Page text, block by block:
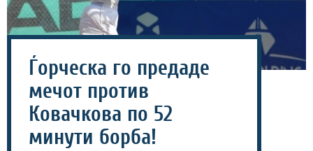
Ѓорческа го предаде
мечот против
Ковачкова по 52
минути борба!